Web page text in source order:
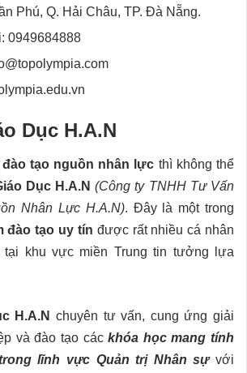
Phú, Q. Hải Châu, TP. Đà Nẵng.
0949684888
Dục H.A.N
tạo nguồn nhân lực thì không thể
Dục H.A.N (Công ty TNHH Tư Vấn
Nhân Lực H.A.N). Đây là một trong
đào tạo uy tín được rất nhiều cá nhân
tại khu vực miền Trung tin tưởng lựa
H.A.N chuyên tư vấn, cung ứng giải
và đào tạo cáckhóa học mang tính
lĩnh vực Quản trị Nhân sựvới